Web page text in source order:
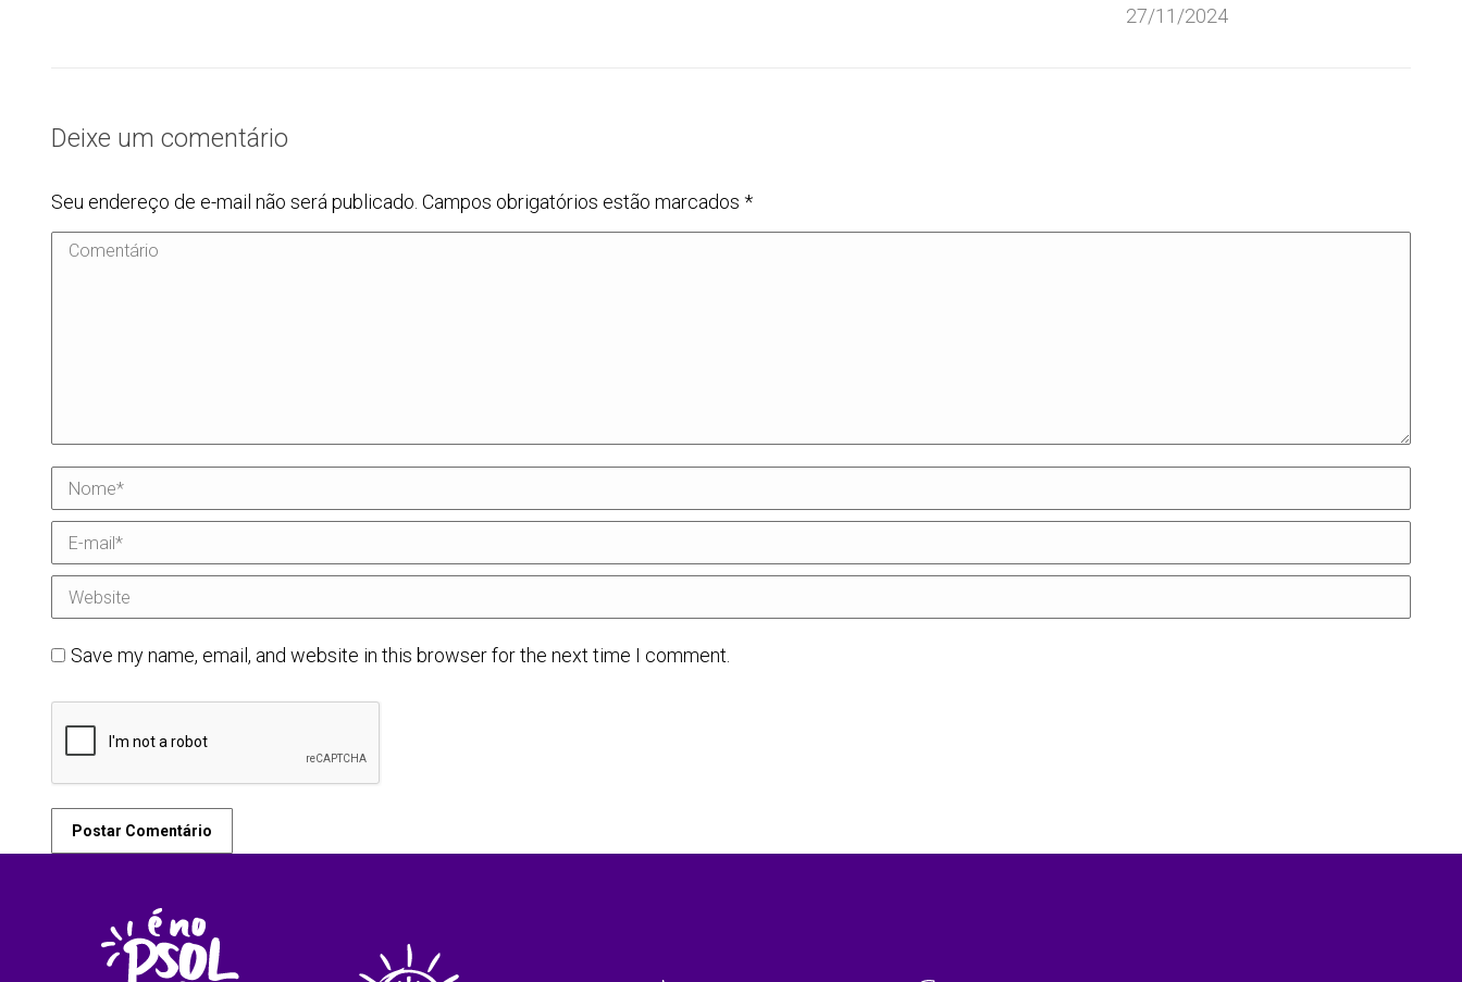
27/11/2024
Deixe um comentário
Seu endereço de e-mail não será publicado. Campos obrigatórios estão marcados *
Comentário
Nome *
E-mail *
Website
Save my name, email, and website in this browser for the next time I comment.
Postar Comentário